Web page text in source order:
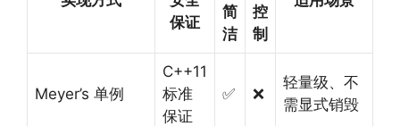
保证
简
洁
控
制
Meyer’s 单例
C++11
标准
保证
✅ ❌
轻量级、不
需显式销毁